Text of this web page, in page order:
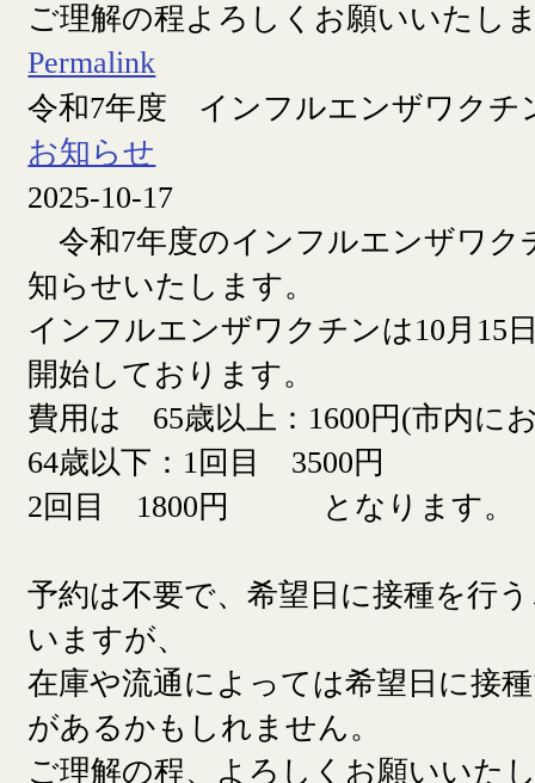
ご理解の程よろしくお願いいたし
Permalink
令和7年度 インフルエンザワクチ
お知らせ
2025-10-17
令和7年度のインフルエンザワク
知らせいたします。
インフルエンザワクチンは10月15
開始しております。
費用は 65歳以上：1600円(市内に
64歳以下：1回目 3500円
2回目 1800円 となります。
予約は不要で、希望日に接種を行
いますが、
在庫や流通によっては希望日に接
があるかもしれません。
ご理解の程、よろしくお願いいた